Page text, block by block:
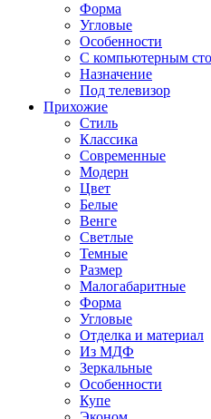
Форма
Угловые
Особенности
С компьютерным
Назначение
Под телевизор
Прихожие
Стиль
Классика
Современные
Модерн
Цвет
Белые
Венге
Светлые
Темные
Размер
Малогабаритные
Форма
Угловые
Отделка и материал
Из МДФ
Зеркальные
Особенности
Купе